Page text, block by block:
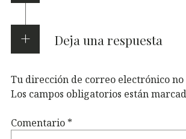
Deja una respuesta
Tu dirección de correo electrónico
Los campos obligatorios están
Comentario *